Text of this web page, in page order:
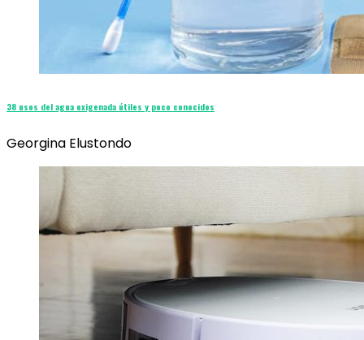
38 usos del agua oxigenada útiles y poco conocidos
Georgina Elustondo